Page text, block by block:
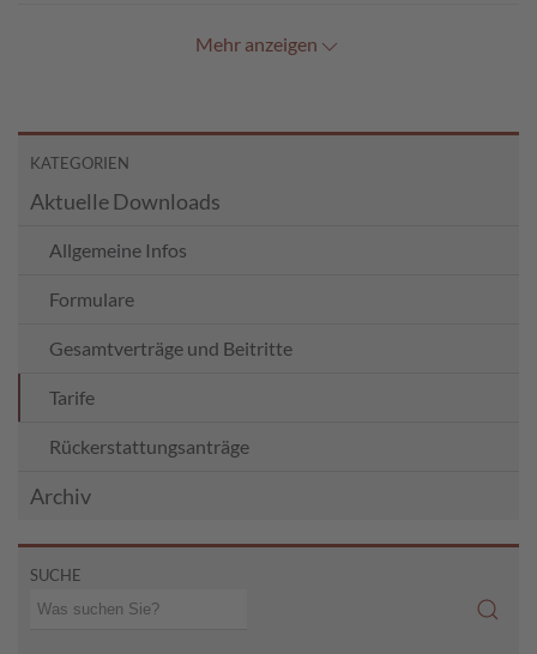
Mehr anzeigen
KATEGORIEN
Aktuelle Downloads
Allgemeine Infos
Formulare
Gesamtverträge und Beitritte
Tarife
Rückerstattungsanträge
Archiv
SUCHE